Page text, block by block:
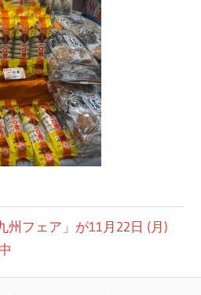
州フェア」が11月22日 (月)